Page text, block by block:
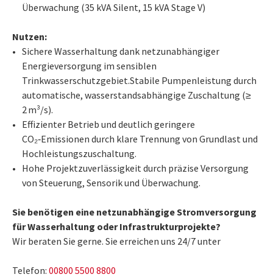
Überwachung (35 kVA Silent, 15 kVA Stage V)
Nutzen:
Sichere Wasserhaltung dank netzunabhängiger
Energieversorgung im sensiblen
Trinkwasserschutzgebiet.Stabile Pumpenleistung durch
automatische, wasserstandsabhängige Zuschaltung (≥
2 m³/s).
Effizienter Betrieb und deutlich geringere
CO₂‑Emissionen durch klare Trennung von Grundlast und
Hochleistungszuschaltung.
Hohe Projektzuverlässigkeit durch präzise Versorgung
von Steuerung, Sensorik und Überwachung.
Sie benötigen eine netzunabhängige Stromversorgung
für Wasserhaltung oder Infrastrukturprojekte?
Wir beraten Sie gerne. Sie erreichen uns 24/7 unter
Telefon: 00800 5500 8800